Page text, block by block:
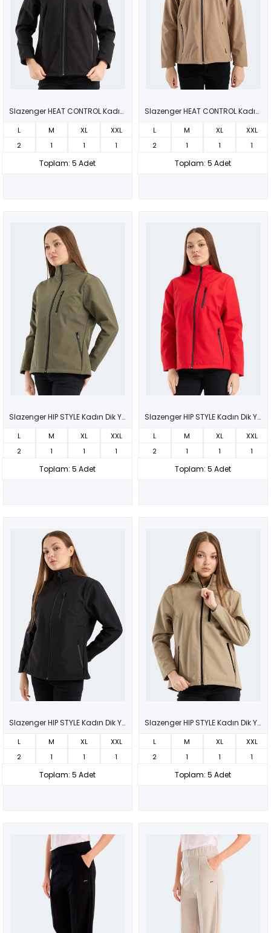
Slazenger HEAT CONTROL Kadın Çıkarılabilir Kapüşonlu Siyah Mont & Kaban
L M XL
XXL
2
1 1 1
Toplam: 5 Adet
Slazenger HEAT CONTROL Kadın Çıkarılabilir Kapüşonlu Bej Mont & Kaban
L M XL
XXL
2
1 1 1
Toplam: 5 Adet
Slazenger HIP STYLE Kadın Dik Yaka Fermuarlı Haki Mont & Kaban
L M XL
XXL
2
1 1 1
Toplam: 5 Adet
Slazenger HIP STYLE Kadın Dik Yaka Fermuarlı Kırmızı Mont & Kaban
L M XL
XXL
2
1 1 1
Toplam: 5 Adet
Slazenger HIP STYLE Kadın Dik Yaka Fermuarlı Siyah Mont & Kaban
L M XL
XXL
2
1 1 1
Toplam: 5 Adet
Slazenger HIP STYLE Kadın Dik Yaka Fermuarlı Bej Mont & Kaban
L M XL
XXL
2
1 1 1
Toplam: 5 Adet